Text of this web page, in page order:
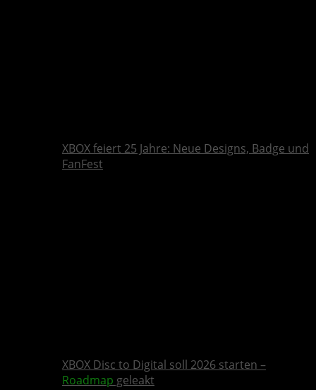
XBOX feiert 25 Jahre: Neue Designs, Badge und
FanFest
XBOX Disc to Digital soll 2026 starten –
Roadmap geleakt